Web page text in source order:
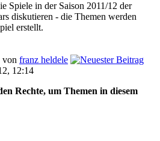
Spiele in der Saison 2011/12 der
diskutieren - die Themen werden
erstellt.
von franz heldele
12:14
Rechte, um Themen in diesem